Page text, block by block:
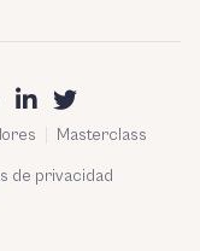
Masterclass
de privacidad